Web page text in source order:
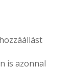
is azonnal